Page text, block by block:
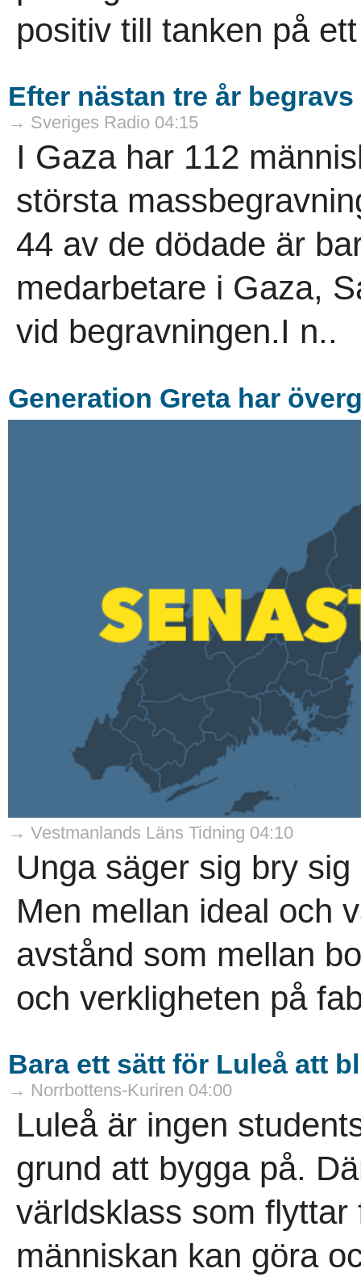
positiv till tanken på
Efter nästan tre år
→ Sveriges Radio 04:15
I Gaza har 112
största
44 av de dödade är
medarbetare i Gaza,
vid begravningen.I n..
Generation Greta har
→ Vestmanlands Läns Tidning 04:10
Unga säger sig bry
Men mellan ideal och
avstånd som mellan
och verkligheten på
Bara ett sätt för Luleå att
→ Norrbottens-Kuriren 04:00
Luleå är ingen
grund att bygga på.
världsklass som
människan kan göra